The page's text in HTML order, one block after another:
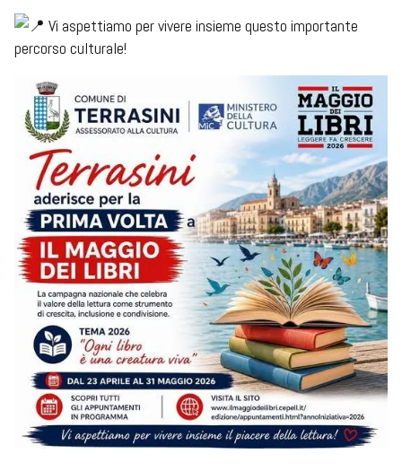
Vi aspettiamo per vivere insieme questo importante
percorso culturale!